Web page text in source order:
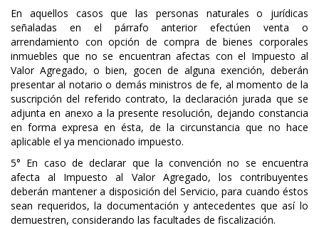
En aquellos casos que las personas naturales o jurídicas
señaladas en el párrafo anterior efectúen venta o
arrendamiento con opción de compra de bienes corporales
inmuebles que no se encuentran afectas con el Impuesto al
Valor Agregado, o bien, gocen de alguna exención, deberán
presentar al notario o demás ministros de fe, al momento de la
suscripción del referido contrato, la declaración jurada que se
adjunta en anexo a la presente resolución, dejando constancia
en forma expresa en ésta, de la circunstancia que no hace
aplicable el ya mencionado impuesto.
5° En caso de declarar que la convención no se encuentra
afecta al Impuesto al Valor Agregado, los contribuyentes
deberán mantener a disposición del Servicio, para cuando éstos
sean requeridos, la documentación y antecedentes que así lo
demuestren, considerando las facultades de fiscalización.